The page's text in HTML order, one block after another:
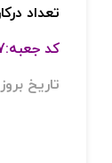
تعداد
کد جعبه:550247
تاریخ